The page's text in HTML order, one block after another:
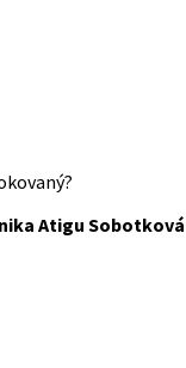
Atigu Sobotková